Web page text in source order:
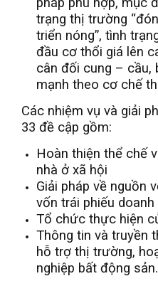
trạng thị trường
triển nóng”, tình
đầu cơ thổi giá lên
cân đối cung – cầu,
mạnh theo cơ chế
Các nhiệm vụ và giải
33 đề cập gồm:
Hoàn thiện thể chế
nhà ở xã hội
Giải pháp về nguồn
vốn trái phiếu doanh
Tổ chức thực hiện
Thông tin và truyền
hỗ trợ thị trường,
nghiệp bất động sản.